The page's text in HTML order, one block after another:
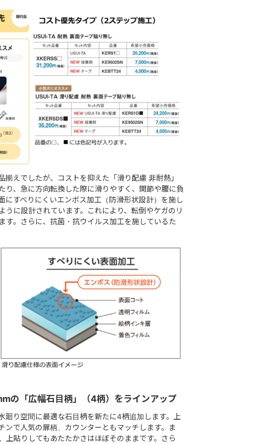
えでしたが、コストを抑えた「滑り配慮 非耐熱」
、急に方向転換した際に滑りやすく、関節や腰に負
すべりにくいエンボス加工（防滑形状設計）を施し
に設計されています。これにより、転倒やケガのリ
す。さらに、抗菌・抗ウイルス加工を施しているた
の「広幅石目柄」（4柄）をラインアップ
り空間に最適な石目柄を新たに4柄追加します。上
で人気の扉柄、カウンターともマッチします。ま
貼りしてもあたたかさはほぼそのままです。さら